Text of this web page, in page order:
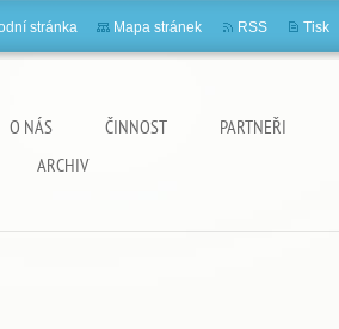
O NÁS ČINNOST
PARTNEŘI
ARCHIV
stránka Mapa stránek RSS Tisk